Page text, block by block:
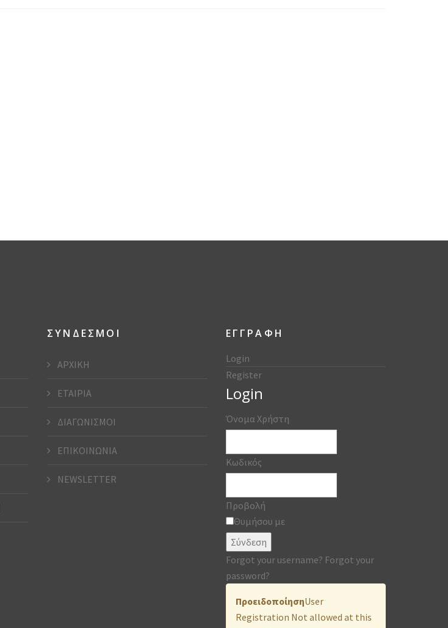
ΣΥΝΔΕΣΜΟΙ
ΑΡΧΙΚΗ
ΕΤΑΙΡΙΑ
ΔΙΑΓΩΝΙΣΜΟΙ
ΕΠΙΚΟΙΝΩΝΙΑ
NEWSLETTER
ΕΓΓΡΑΦΗ
Login
Register
Login
Όνομα Χρήστη
Κωδικός
Προβολή
Θυμήσου με
Σύνδεση
Forgot your username? Forgot your
password?
ΠροειδοποίησηUser
Registration Not allowed at this